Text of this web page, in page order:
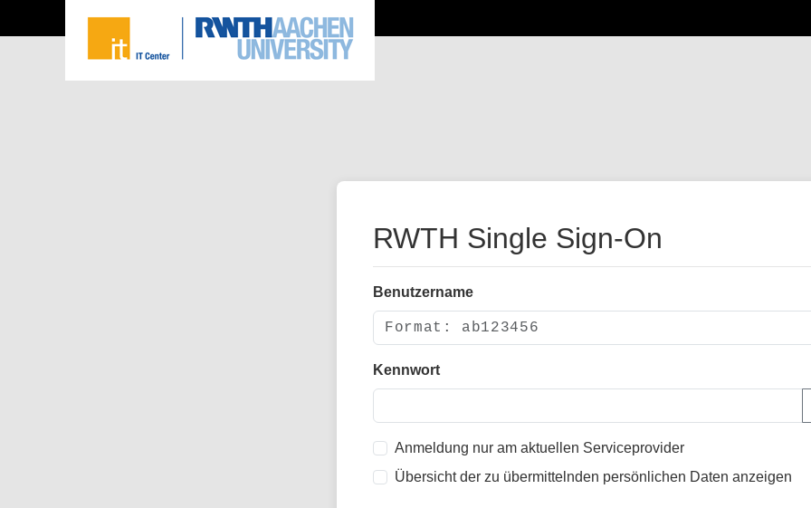
RWTH Single Sign-On
Benutzername
Kennwort
Anmeldung nur am aktuellen Serviceprovider
Übersicht der zu übermittelnden persönlichen Daten anzeigen